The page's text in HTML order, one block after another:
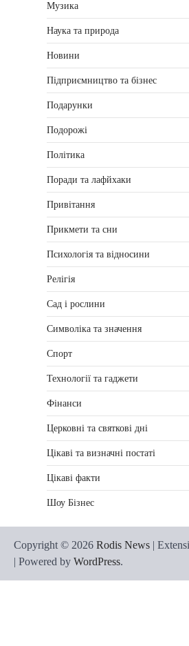
Музика
Наука та природа
Новини
Підприємництво та бізнес
Подарунки
Подорожі
Політика
Поради та лафйхаки
Привітання
Прикмети та сни
Психологія та відносини
Релігія
Сад і рослини
Символіка та значення
Спорт
Технології та гаджети
Фінанси
Церковні та святкові дні
Цікаві та визначні постаті
Цікаві факти
Шоу Бізнес
Copyright © 2026 Rodis News |
| Powered by WordPress.